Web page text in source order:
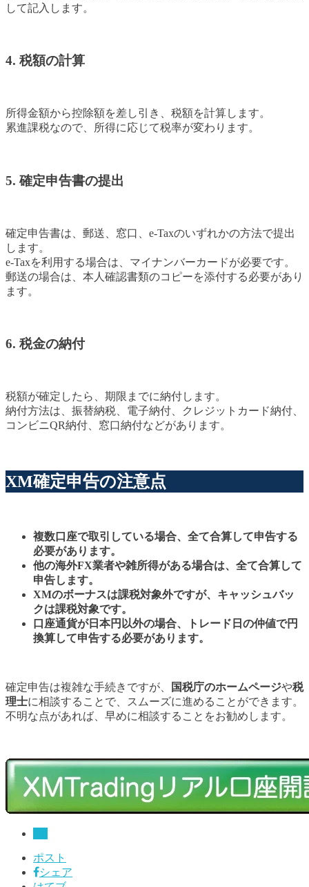
して記入します。
4. 税額の計算
所得金額から控除額を差し引き、税額を計算します。
累進課税なので、所得に応じて税率が変わります。
5. 確定申告書の提出
確定申告書は、郵送、窓口、e-Taxのいずれかの方法で提出
します。
e-Taxを利用する場合は、マイナンバーカードが必要です。
郵送の場合は、本人確認書類のコピーを添付する必要があり
ます。
6. 税金の納付
税額が確定したら、期限までに納付します。
納付方法は、振替納税、電子納付、クレジットカード納付、
コンビニQR納付、窓口納付などがあります。
XM確定申告の注意点
複数口座で取引している場合、全て合算して申告する
必要があります。
他の海外FX業者や雑所得がある場合は、全て合算して
申告します。
XMのボーナスは課税対象外ですが、キャッシュバッ
クは課税対象です。
口座通貨が日本円以外の場合、トレード日の仲値で円
換算して申告する必要があります。
確定申告は複雑な手続きですが、 国税庁のホームページや税
理士に相談することで、スムーズに進めることができます。
不明な点があれば、早めに相談することをお勧めします。
ポスト
シェア